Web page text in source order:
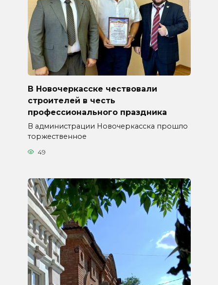
В Новочеркасске чествовали
строителей в честь
профессионального праздника
В администрации Новочеркасска прошло
торжественное
49